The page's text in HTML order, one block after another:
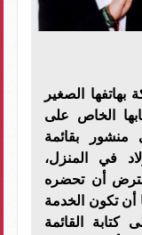
الصغير
الخاص على
بقائمة
في المنزل،
أن تحضره
أن تكون الخدمة
كتابة القائمة